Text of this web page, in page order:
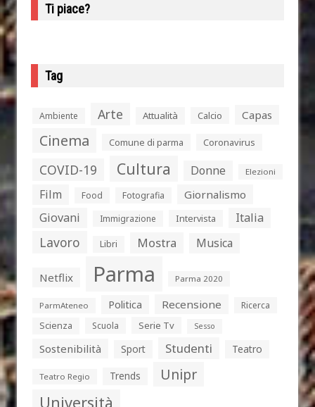
Ti piace?
Tag
Ambiente Arte Attualità Calcio Capas
Cinema Comune di parma Coronavirus
COVID-19 Cultura Donne Elezioni
Film Food Fotografia Giornalismo
Giovani Immigrazione Intervista Italia
Lavoro Libri Mostra Musica
Netflix Parma Parma 2020
ParmAteneo Politica Recensione
Ricerca
Scienza
Scuola Serie Tv Sesso
Sostenibilità Sport Studenti Teatro
Teatro Regio Trends Unipr
Università